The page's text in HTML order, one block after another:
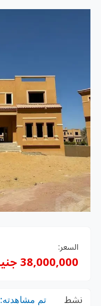
السعر:
38,000,000 جنية مصرى
نشط تم مشاهدته: 1774